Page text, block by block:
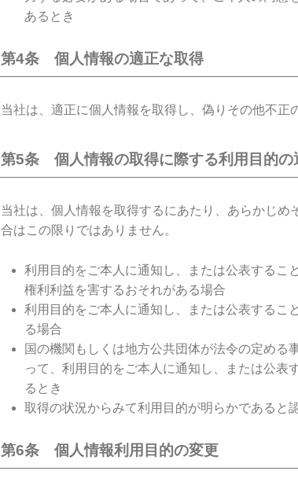
あるとき
第4条 個人情報の適正な取得
当社は、適正に個人情報を取得し、偽りその他不正
第5条 個人情報の取得に際する利用目的の
当社は、個人情報を取得するにあたり、あらかじ
合はこの限りではありません。
利用目的をご本人に通知し、または公表するこ
権利利益を害するおそれがある場合
利用目的をご本人に通知し、または公表するこ
る場合
国の機関もしくは地方公共団体が法令の定める
って、利用目的をご本人に通知し、または公表
るとき
取得の状況からみて利用目的が明らかであると
第6条 個人情報利用目的の変更